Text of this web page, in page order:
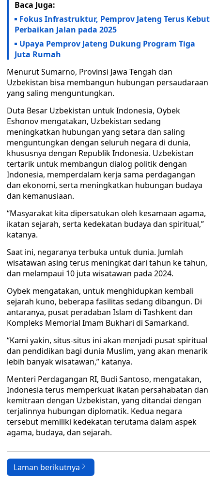
Baca Juga:
Fokus Infrastruktur, Pemprov Jateng Terus Kebut
Perbaikan Jalan pada 2025
Upaya Pemprov Jateng Dukung Program Tiga
Juta Rumah
Menurut Sumarno, Provinsi Jawa Tengah dan
Uzbekistan bisa membangun hubungan persaudaraan
yang saling menguntungkan.
Duta Besar Uzbekistan untuk Indonesia, Oybek
Eshonov mengatakan, Uzbekistan sedang
meningkatkan hubungan yang setara dan saling
menguntungkan dengan seluruh negara di dunia,
khususnya dengan Republik Indonesia. Uzbekistan
tertarik untuk membangun dialog politik dengan
Indonesia, memperdalam kerja sama perdagangan
dan ekonomi, serta meningkatkan hubungan budaya
dan kemanusiaan.
“Masyarakat kita dipersatukan oleh kesamaan agama,
ikatan sejarah, serta kedekatan budaya dan spiritual,”
katanya.
Saat ini, negaranya terbuka untuk dunia. Jumlah
wisatawan asing terus meningkat dari tahun ke tahun,
dan melampaui 10 juta wisatawan pada 2024.
Oybek mengatakan, untuk menghidupkan kembali
sejarah kuno, beberapa fasilitas sedang dibangun. Di
antaranya, pusat peradaban Islam di Tashkent dan
Kompleks Memorial Imam Bukhari di Samarkand.
“Kami yakin, situs-situs ini akan menjadi pusat spiritual
dan pendidikan bagi dunia Muslim, yang akan menarik
lebih banyak wisatawan,” katanya.
Menteri Perdagangan RI, Budi Santoso, mengatakan,
Indonesia terus memperkuat ikatan persahabatan dan
kemitraan dengan Uzbekistan, yang ditandai dengan
terjalinnya hubungan diplomatik. Kedua negara
tersebut memiliki kedekatan terutama dalam aspek
agama, budaya, dan sejarah.
Laman berikutnya